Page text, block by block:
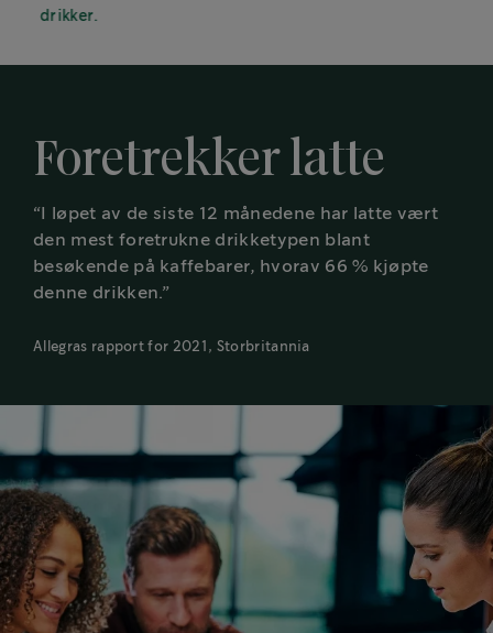
drikker.
Foretrekker latte
“I løpet av de siste 12 månedene har latte vært
den mest foretrukne drikketypen blant
besøkende på kaffebarer, hvorav 66 % kjøpte
denne drikken.”
Allegras rapport for 2021, Storbritannia